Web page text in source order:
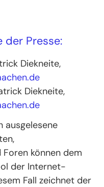
der Presse:
Diekneite,
Diekneite,
ausgelesene
können dem
der Internet-
Fall zeichnet der